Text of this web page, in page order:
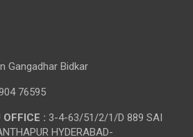
Gangadhar Bidkar
76595
: 3-4-63/51/2/1/D 889 SAI
HYDERABAD-